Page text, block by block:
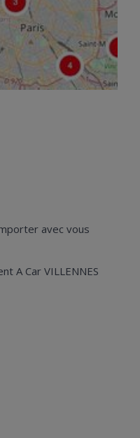
avec vous
A Car VILLENNES